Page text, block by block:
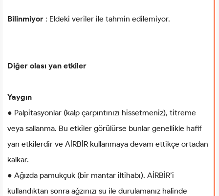
Bilinmiyor : Eldeki veriler ile tahmin edilemiyor.
Diğer olası yan etkiler
Yaygın
● Palpitasyonlar (kalp çarpıntınızı hissetmeniz), titreme
veya sallanma. Bu etkiler görülürse bunlar genellikle hafif
yan etkilerdir ve AİRBİR kullanmaya devam ettikçe ortadan
kalkar.
● Ağızda pamukçuk (bir mantar iltihabı). AİRBİR’i
kullandıktan sonra ağzınızı su ile durulamanız halinde